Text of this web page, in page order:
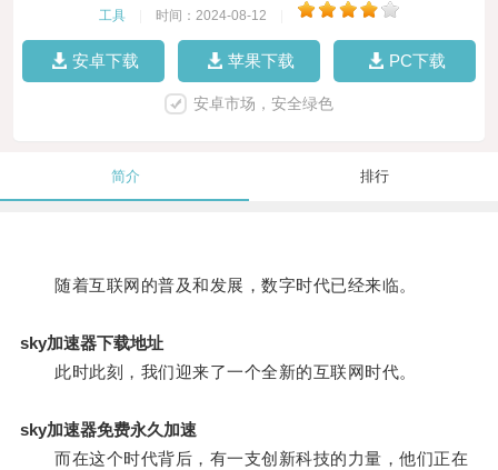
工具 时间：2024-08-12
安卓下载 苹果下载 PC下载
安卓市场，安全绿色
简介 排行
随着互联网的普及和发展，数字时代已经来临。
sky加速器下载地址
此时此刻，我们迎来了一个全新的互联网时代。
sky加速器免费永久加速
而在这个时代背后，有一支创新科技的力量，他们正在